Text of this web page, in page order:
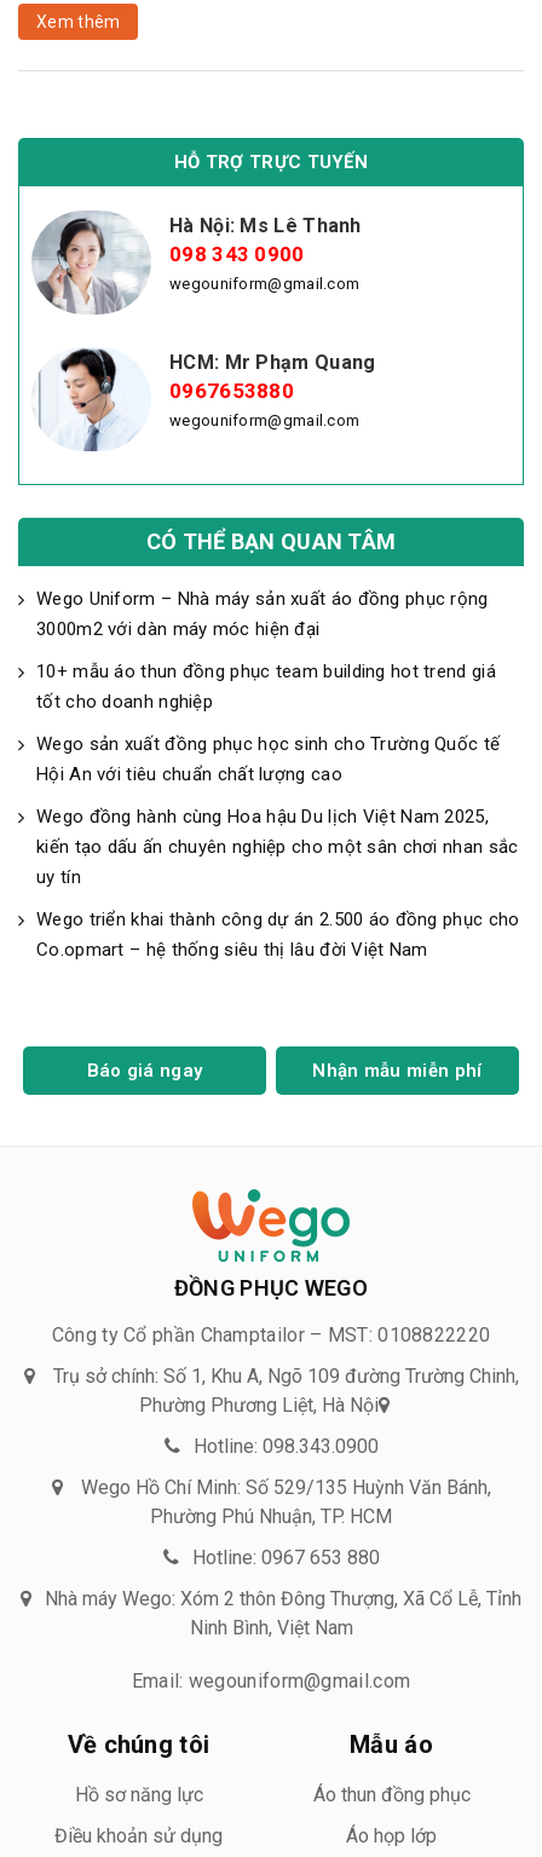
Xem thêm
HỖ TRỢ TRỰC TUYẾN
Hà Nội: Ms Lê Thanh
098 343 0900
wegouniform@gmail.com
HCM: Mr Phạm Quang
0967653880
wegouniform@gmail.com
CÓ THỂ BẠN QUAN TÂM
Wego Uniform – Nhà máy sản xuất áo đồng phục rộng
3000m2 với dàn máy móc hiện đại
10+ mẫu áo thun đồng phục team building hot trend giá
tốt cho doanh nghiệp
Wego sản xuất đồng phục học sinh cho Trường Quốc tế
Hội An với tiêu chuẩn chất lượng cao
Wego đồng hành cùng Hoa hậu Du lịch Việt Nam 2025,
kiến tạo dấu ấn chuyên nghiệp cho một sân chơi nhan sắc
uy tín
Wego triển khai thành công dự án 2.500 áo đồng phục cho
Co.opmart – hệ thống siêu thị lâu đời Việt Nam
Báo giá ngay Nhận mẫu miễn phí
ĐỒNG PHỤC WEGO
Công ty Cổ phần Champtailor – MST: 0108822220
Trụ sở chính: Số 1, Khu A, Ngõ 109 đường Trường Chinh,
Phường Phương Liệt, Hà Nội
Hotline: 098.343.0900
Wego Hồ Chí Minh: Số 529/135 Huỳnh Văn Bánh,
Phường Phú Nhuận, TP. HCM
Hotline: 0967 653 880
Nhà máy Wego: Xóm 2 thôn Đông Thượng, Xã Cổ Lễ, Tỉnh
Ninh Bình, Việt Nam
Email: wegouniform@gmail.com
Về chúng tôi
Hồ sơ năng lực
Điều khoản sử dụng
Mẫu áo
Áo thun đồng phục
Áo họp lớp